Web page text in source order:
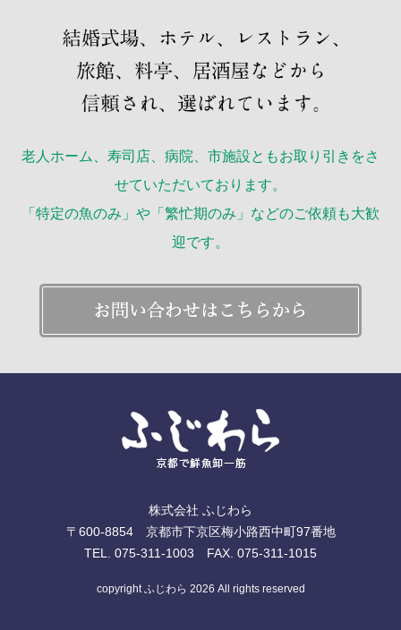
老人ホーム、寿司店、病院、市施設ともお取り引きをさ
せていただいております。
「特定の魚のみ」や「繁忙期のみ」などのご依頼も大歓
迎です。
株式会社 ふじわら
〒600-8854 京都市下京区梅小路西中町97番地
TEL. 075-311-1003 FAX. 075-311-1015
copyright ふじわら 2026 All rights reserved